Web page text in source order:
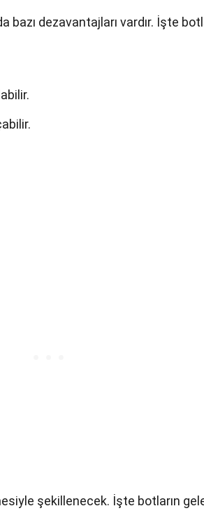
bazı dezavantajları vardır. İşte
şekillenecek. İşte botların